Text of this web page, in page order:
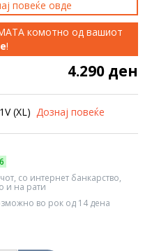
повеќе овде
комотно од вашиот
!
4.290 ден
(XL) Дознај повеќе
со интернет банкарство,
и на рати
во рок од 14 дена